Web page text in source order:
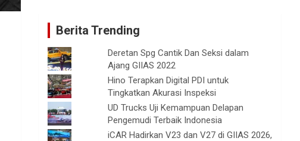
Berita Trending
Deretan Spg Cantik Dan Seksi dalam
Ajang GIIAS 2022
Hino Terapkan Digital PDI untuk
Tingkatkan Akurasi Inspeksi
UD Trucks Uji Kemampuan Delapan
Pengemudi Terbaik Indonesia
iCAR Hadirkan V23 dan V27 di GIIAS 2026,